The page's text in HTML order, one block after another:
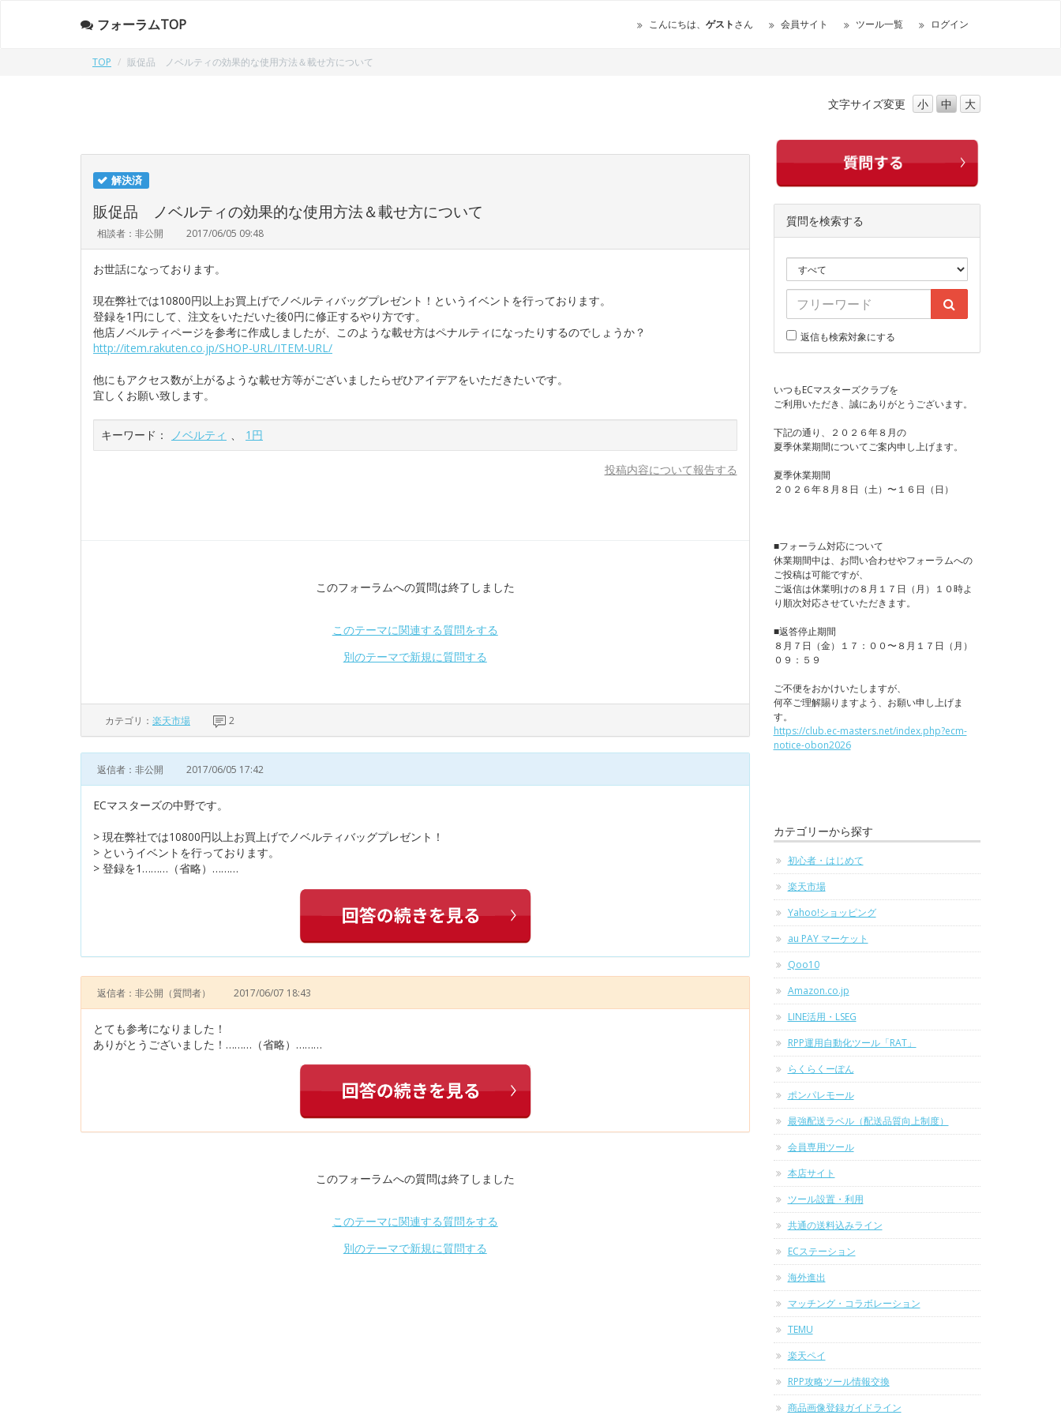
フォーラムTOP こんにちは、 ゲストさん 会員サイト ツール一覧 ログイン
TOP 販促品 ノベルティの効果的な使用方法＆載せ方について
文字サイズ変更 小 中 大
解決済
販促品 ノベルティの効果的な使用方法＆載せ方について
相談者：非公開 2017/06/05 09:48
お世話になっております。
現在弊社では10800円以上お買上げでノベルティバッグプレゼント！というイベントを行っております。
登録を1円にして、注文をいただいた後0円に修正するやり方です。
他店ノベルティページを参考に作成しましたが、このような載せ方はペナルティになったりするのでしょうか？
http://item.rakuten.co.jp/SHOP-URL/ITEM-URL/
他にもアクセス数が上がるような載せ方等がございましたらぜひアイデアをいただきたいです。
宜しくお願い致します。
キーワード： ノベルティ 、 1円
投稿内容について報告する
このフォーラムへの質問は終了しました
このテーマに関連する質問をする
別のテーマで新規に質問する
カテゴリ： 楽天市場 2
返信者：非公開 2017/06/05 17:42
ECマスターズの中野です。
> 現在弊社では10800円以上お買上げでノベルティバッグプレゼント！
> というイベントを行っております。
> 登録を1………（省略）………
返信者：非公開 （質問者） 2017/06/07 18:43
とても参考になりました！
ありがとうございました！………（省略）………
このフォーラムへの質問は終了しました
このテーマに関連する質問をする
別のテーマで新規に質問する
質問を検索する
返信も検索対象にする
いつもECマスターズクラブを
ご利用いただき、誠にありがとうございます。
下記の通り、２０２６年８月の
夏季休業期間についてご案内申し上げます。
夏季休業期間
２０２６年８月８日（土）〜１６日（日）
■フォーラム対応について
休業期間中は、お問い合わせやフォーラムへの
ご投稿は可能ですが、
ご返信は休業明けの８月１７日（月）１０時よ
り順次対応させていただきます。
■返答停止期間
８月７日（金）１７：００〜８月１７日（月）
０９：５９
ご不便をおかけいたしますが、
何卒ご理解賜りますよう、お願い申し上げま
す。
https://club.ec-masters.net/index.php?ecm-
notice-obon2026
カテゴリーから探す
初心者・はじめて
楽天市場
Yahoo!ショッピング
au PAY マーケット
Qoo10
Amazon.co.jp
LINE活用・LSEG
RPP運用自動化ツール「RAT」
らくらくーぽん
ポンパレモール
最強配送ラベル（配送品質向上制度）
会員専用ツール
本店サイト
ツール設置・利用
共通の送料込みライン
ECステーション
海外進出
マッチング・コラボレーション
TEMU
楽天ペイ
RPP攻略ツール情報交換
商品画像登録ガイドライン